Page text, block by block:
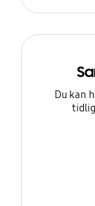
Du kan